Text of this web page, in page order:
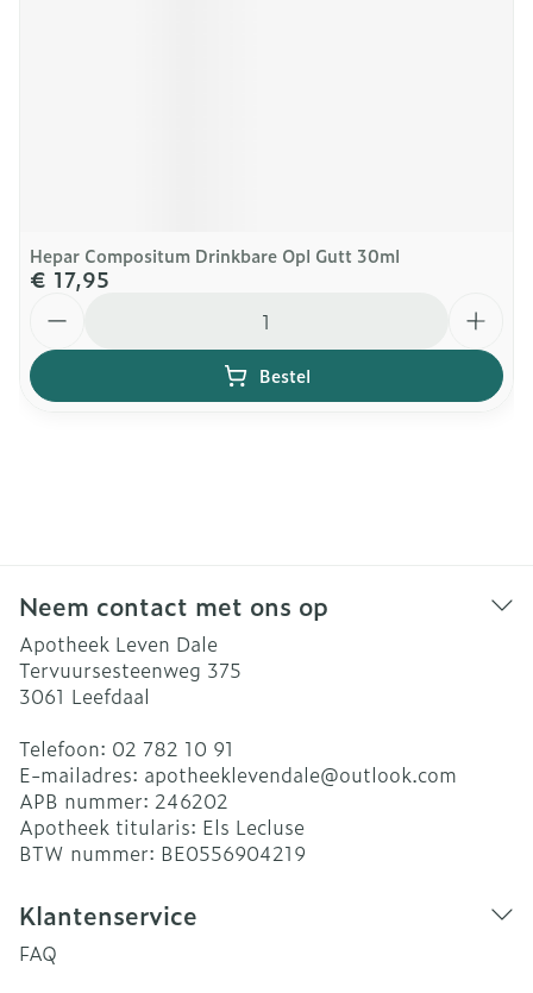
Hepar Compositum Drinkbare Opl Gutt 30ml
€ 17,95
Bestel
Neem contact met ons op
Apotheek Leven Dale
Tervuursesteenweg 375
3061 Leefdaal
Telefoon: 02 782 10 91
E-mailadres: apotheeklevendale@outlook.com
APB nummer: 246202
Apotheek titularis: Els Lecluse
BTW nummer: BE0556904219
Klantenservice
FAQ